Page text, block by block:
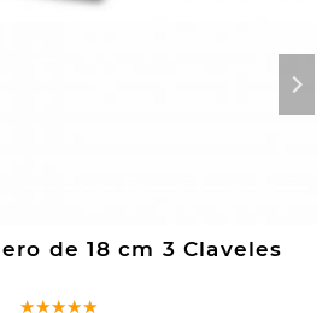
de 18 cm 3 Claveles